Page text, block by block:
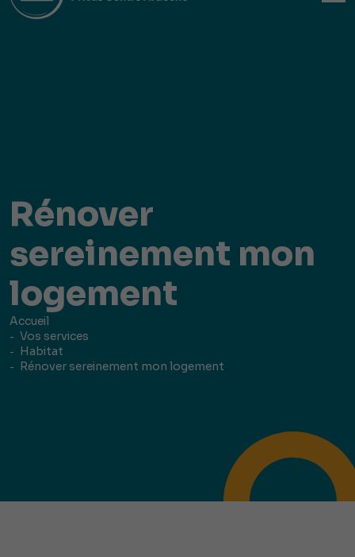
Rénover
sereinement mon
logement
Accueil
Vos services
Habitat
Rénover sereinement mon logement